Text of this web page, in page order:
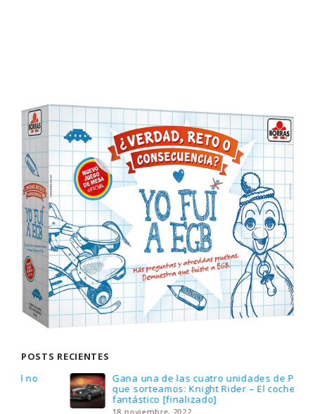
POSTS RECIENTES
Gana una de las cuatro unidades de PLAYMOBIL
que sorteamos: Knight Rider – El coche
fantástico [finalizado]